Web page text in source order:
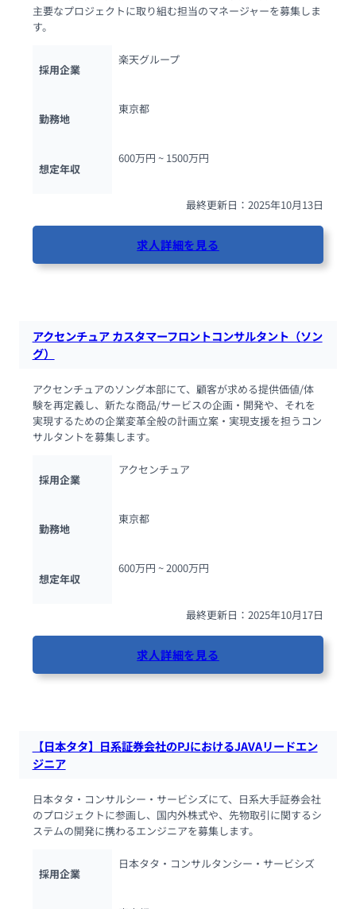
主要なプロジェクトに取り組む担当のマネージャーを募集しま
す。
採用企業
楽天グループ
勤務地
東京都
想定年収
600万円 ~ 1500万円
最終更新日：2025年10月13日
求人詳細を見る
アクセンチュア カスタマーフロントコンサルタント（ソン
グ）
アクセンチュアのソング本部にて、顧客が求める提供価値/体
験を再定義し、新たな商品/サービスの企画・開発や、それを
実現するための企業変革全般の計画立案・実現支援を担うコン
サルタントを募集します。
採用企業
アクセンチュア
勤務地
東京都
想定年収
600万円 ~ 2000万円
最終更新日：2025年10月17日
求人詳細を見る
【日本タタ】日系証券会社のPJにおけるJAVAリードエン
ジニア
日本タタ・コンサルシー・サービシズにて、日系大手証券会社
のプロジェクトに参画し、国内外株式や、先物取引に関するシ
ステムの開発に携わるエンジニアを募集します。
採用企業
日本タタ・コンサルタンシー・サービシズ